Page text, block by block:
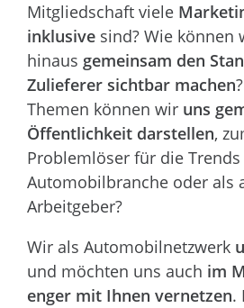
Mitgliedschaft viele
inklusive sind? Wie können
hinaus gemeinsam den
Zulieferer sichtbar machen
Themen können wir uns
Öffentlichkeit darstellen,
Problemlöser für die
Automobilbranche oder als
Arbeitgeber?
Wir als Automobilnetzwerk
und möchten uns auch im
enger mit Ihnen vernetzen.